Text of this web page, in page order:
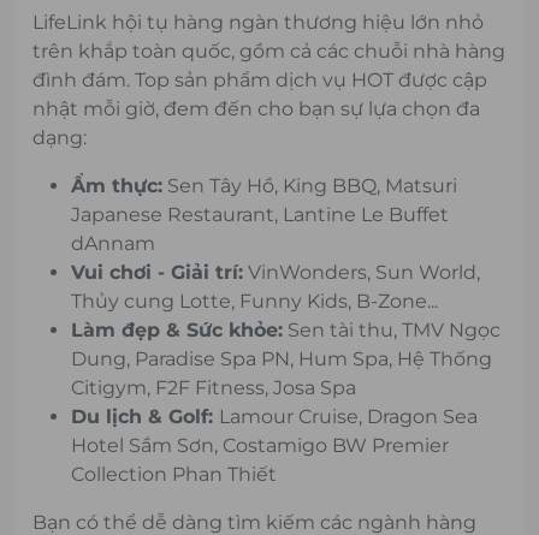
LifeLink hội tụ hàng ngàn thương hiệu lớn nhỏ
trên khắp toàn quốc, gồm cả các chuỗi nhà hàng
đình đám. Top sản phẩm dịch vụ HOT được cập
nhật mỗi giờ, đem đến cho bạn sự lựa chọn đa
dạng:
Ẩm thực: Sen Tây Hồ, King BBQ, Matsuri
Japanese Restaurant, Lantine Le Buffet
dAnnam
Vui chơi - Giải trí: VinWonders, Sun World,
Thủy cung Lotte, Funny Kids, B-Zone...
Làm đẹp & Sức khỏe: Sen tài thu, TMV Ngọc
Dung, Paradise Spa PN, Hum Spa, Hệ Thống
Citigym, F2F Fitness, Josa Spa
Du lịch & Golf: Lamour Cruise, Dragon Sea
Hotel Sầm Sơn, Costamigo BW Premier
Collection Phan Thiết
Bạn có thể dễ dàng tìm kiếm các ngành hàng